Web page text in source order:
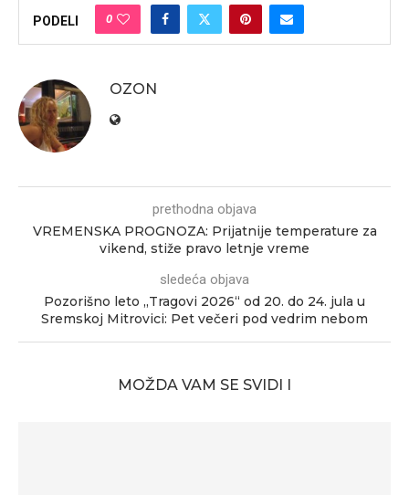
PODELI 0
OZON
prethodna objava
VREMENSKA PROGNOZA: Prijatnije temperature za
vikend, stiže pravo letnje vreme
sledeća objava
Pozorišno leto „Tragovi 2026“ od 20. do 24. jula u
Sremskoj Mitrovici: Pet večeri pod vedrim nebom
MOŽDA VAM SE SVIDI I